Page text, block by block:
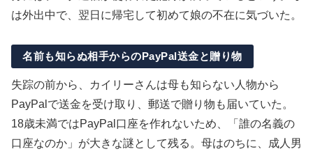
は外出中で、翌日に帰宅して初めて娘の不在に気づいた。
名前も知らぬ相手からのPayPal送金と贈り物
失踪の前から、カイリーさんは母も知らない人物から
PayPalで送金を受け取り、郵送で贈り物も届いていた。
18歳未満ではPayPal口座を作れないため、「誰の名義の
口座なのか」が大きな謎として残る。母はのちに、成人男